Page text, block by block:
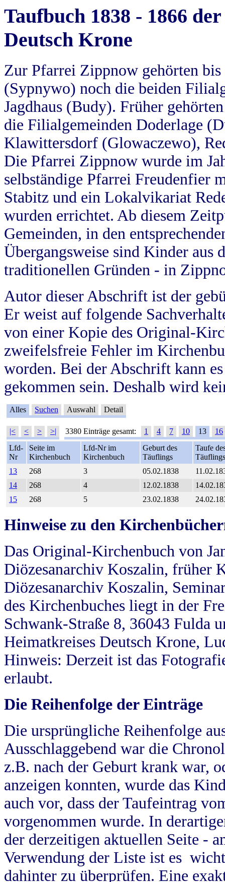
Taufbuch 1838 - 1866
Deutsch Krone
Zur Pfarrei Zippnow gehörten
(Sypnywo) noch die beiden
Jagdhaus (Budy). Früher
die Filialgemeinden Doderlage
Klawittersdorf (Glowaczewo),
Die Pfarrei Zippnow wurde im
selbständige Pfarrei Freudenfier
Stabitz und ein Lokalvikariat
wurden errichtet. Ab diesem
Gemeinden, in den
Übergangsweise sind Kinder aus
traditionellen Gründen - in
Autor dieser Abschrift ist der
Er weist auf folgende
von einer Kopie des Original-
zweifelsfreie Fehler im
worden. Bei der Abschrift kann
gekommen sein. Deshalb wird
Alles Suchen Auswahl Detail
|< < > >| 3380 Einträge gesamt: 1 4 7 10 13
16
Lfd-
Nr
Seite im
Kirchenbuch
Lfd-Nr im
Kirchenbuch
Geburt des
Täuflings
Taufe
Täuflings
13
268 3 05.02.1838
14
268 4 12.02.1838
15
268 5 23.02.1838
Hinweise zu den
Das Original-Kirchenbuch von
Diözesanarchiv Koszalin, früher
Diözesanarchiv Koszalin,
des Kirchenbuches liegt in der
Schwank-Straße 8, 36043 Fulda
Heimatkreises Deutsch Krone,
Hinweis: Derzeit ist das
erlaubt.
Die Reihenfolge der Einträge
Die ursprüngliche Reihenfolge
Ausschlaggebend war die
z.B. nach der Geburt krank war,
anzeigen konnten, wurde das
auch vor, dass der Taufeintrag
vorgenommen wurde. In
der derzeitigen aktuellen Seite -
Verwendung der Liste ist es
dahinter zu überprüfen. Eine